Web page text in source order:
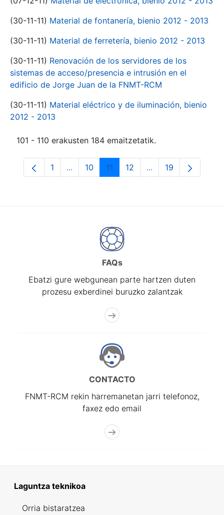
(30-11-11) Material de fontanería, bienio 2012 - 2013
(30-11-11) Material de ferretería, bienio 2012 - 2013
(30-11-11) Renovación de los servidores de los
sistemas de acceso/presencia e intrusión en el
edificio de Jorge Juan de la FNMT-RCM
(30-11-11) Material eléctrico y de iluminación, bienio
2012 - 2013
101 - 110 erakusten 184 emaitzetatik.
Orrialdea
1 ...Intermediate Pages Use TAB to navigate.
Orrialdea
10 Orrialdea
11 Orrialdea
12 ...Intermediate
Orrialdea
19
FAQs
Ebatzi gure webgunean parte hartzen duten
prozesu exberdinei buruzko zalantzak
CONTACTO
FNMT-RCM rekin harremanetan jarri telefonoz,
faxez edo email
Laguntza teknikoa
Orria bistaratzea